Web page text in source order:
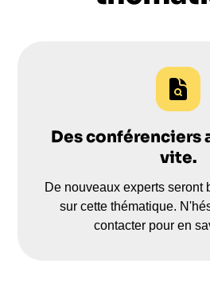
Des conférenciers
vite.
De nouveaux experts seront
sur cette thématique.
contacter pour en